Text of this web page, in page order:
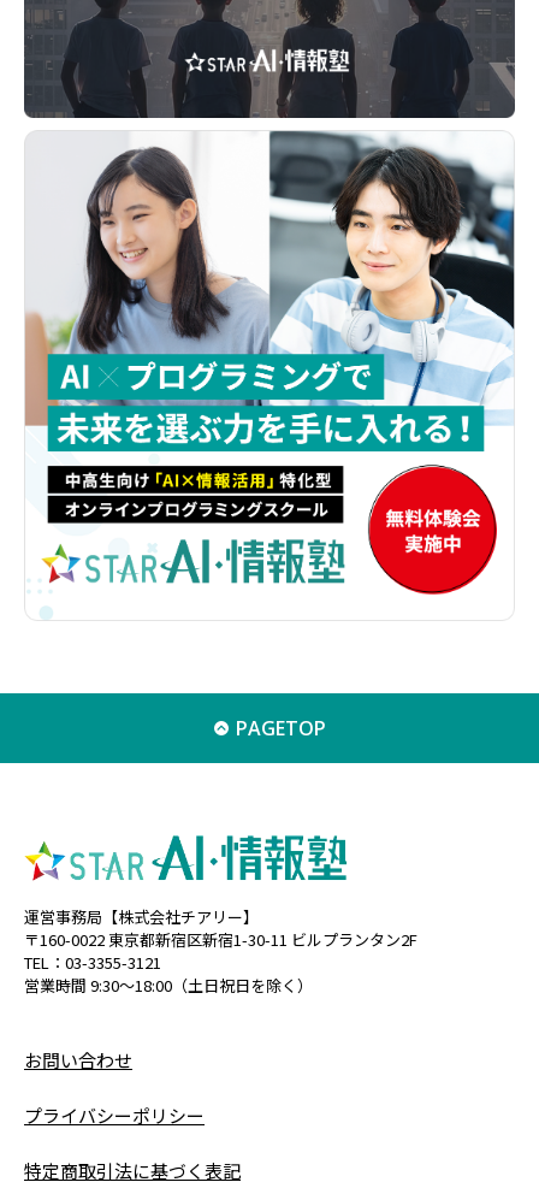
PAGETOP
運営事務局【株式会社チアリー】
〒160-0022 東京都新宿区新宿1-30-11 ビルプランタン2F
TEL：03-3355-3121
営業時間 9:30〜18:00（土日祝日を除く）
お問い合わせ
プライバシーポリシー
特定商取引法に基づく表記